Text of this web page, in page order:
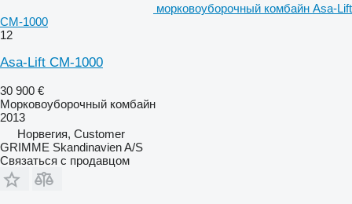
морковоуборочный комбайн Asa-Lift
CM-1000
12
Asa-Lift CM-1000
30 900 €
Морковоуборочный комбайн
2013
Норвегия, Customer
GRIMME Skandinavien A/S
Связаться с продавцом